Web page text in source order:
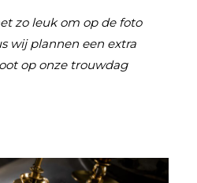
zo leuk om op de foto
wij plannen een extra
op onze trouwdag